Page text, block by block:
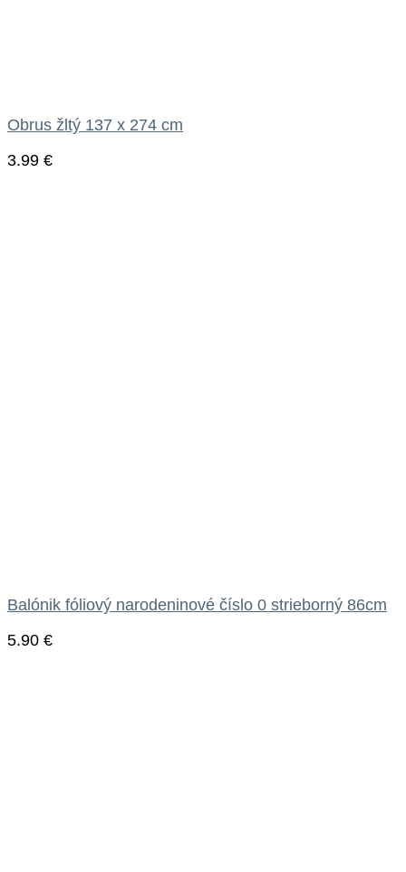
Obrus žltý 137 x 274 cm
3.99 €
Balónik fóliový narodeninové číslo 0 strieborný 86cm
5.90 €